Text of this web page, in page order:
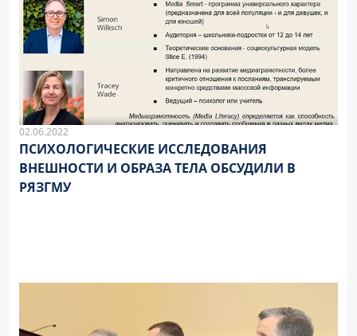
02.06.2022
ПСИХОЛОГИЧЕСКИЕ ИССЛЕДОВАНИЯ
ВНЕШНОСТИ И ОБРАЗА ТЕЛА ОБСУДИЛИ В
РЯЗГМУ